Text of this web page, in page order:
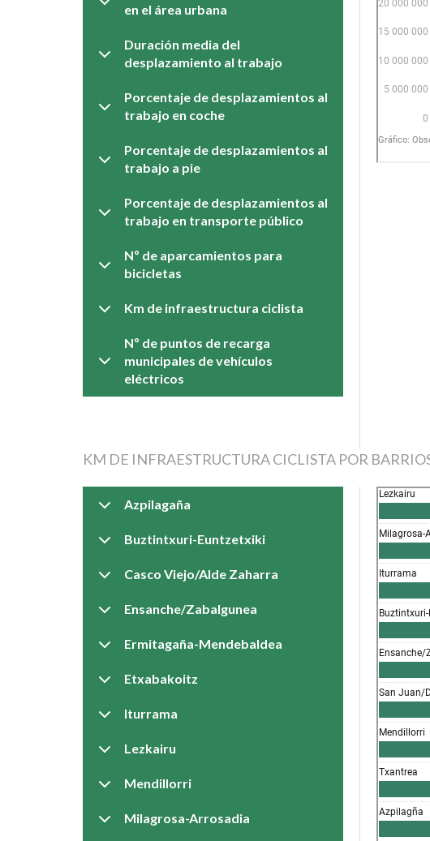
en el área urbana
Duración media del
desplazamiento al trabajo
Porcentaje de desplazamientos al
trabajo en coche
Porcentaje de desplazamientos al
trabajo a pie
Porcentaje de desplazamientos al
trabajo en transporte público
Nº de aparcamientos para
bicicletas
Km de infraestructura ciclista
Nº de puntos de recarga
municipales de vehículos
eléctricos
KM DE INFRAESTRUCTURA CICLISTA POR
Azpilagaña
Buztintxuri-Euntzetxiki
Casco Viejo/Alde Zaharra
Ensanche/Zabalgunea
Ermitagaña-Mendebaldea
Etxabakoitz
Iturrama
Lezkairu
Mendillorri
Milagrosa-Arrosadia